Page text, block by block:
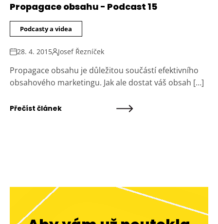
Propagace obsahu - Podcast 15
Podcasty a videa
28. 4. 2015 Josef Řezníček
Propagace obsahu je důležitou součástí efektivního
obsahového marketingu. Jak ale dostat váš obsah […]
Přečíst článek